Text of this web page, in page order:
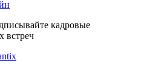
кадровые
встреч